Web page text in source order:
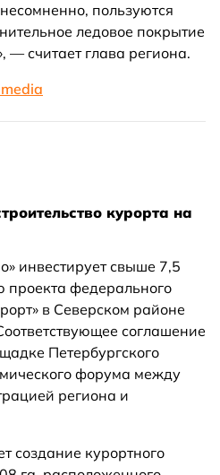
пользуются
ледовое покрытие
— считает глава региона.
курорта на
инвестирует свыше 7,5
проекта федерального
в Северском районе
соглашение
Петербургского
форума между
региона и
создание курортного